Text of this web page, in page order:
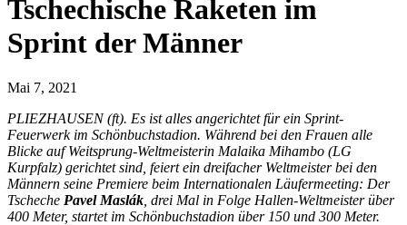
Tschechische Raketen im
Sprint der Männer
Mai 7, 2021
PLIEZHAUSEN (ft). Es ist alles angerichtet für ein Sprint-
Feuerwerk im Schönbuchstadion. Während bei den Frauen alle
Blicke auf Weitsprung-Weltmeisterin Malaika Mihambo (LG
Kurpfalz) gerichtet sind, feiert ein dreifacher Weltmeister bei den
Männern seine Premiere beim Internationalen Läufermeeting: Der
Tscheche Pavel Maslák , drei Mal in Folge Hallen-Weltmeister über
400 Meter, startet im Schönbuchstadion über 150 und 300 Meter.